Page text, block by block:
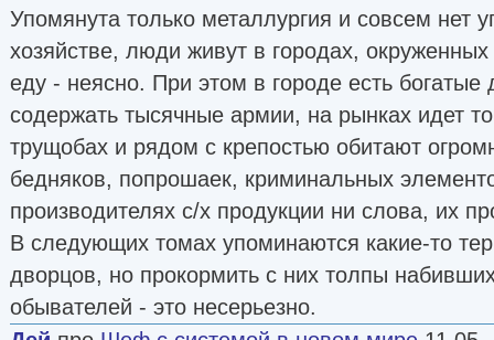
Упомянута только металлургия и совсем нет
хозяйстве, люди живут в городах,
еду - неясно. При этом в городе есть богатые
содержать тысячные армии, на рынках идет
трущобах и рядом с крепостью обитают
бедняков, попрошаек, криминальных
производителях с/х продукции ни слова, их
В следующих томах упоминаются какие-то
дворцов, но прокормить с них толпы
обывателей - это несерьезно.